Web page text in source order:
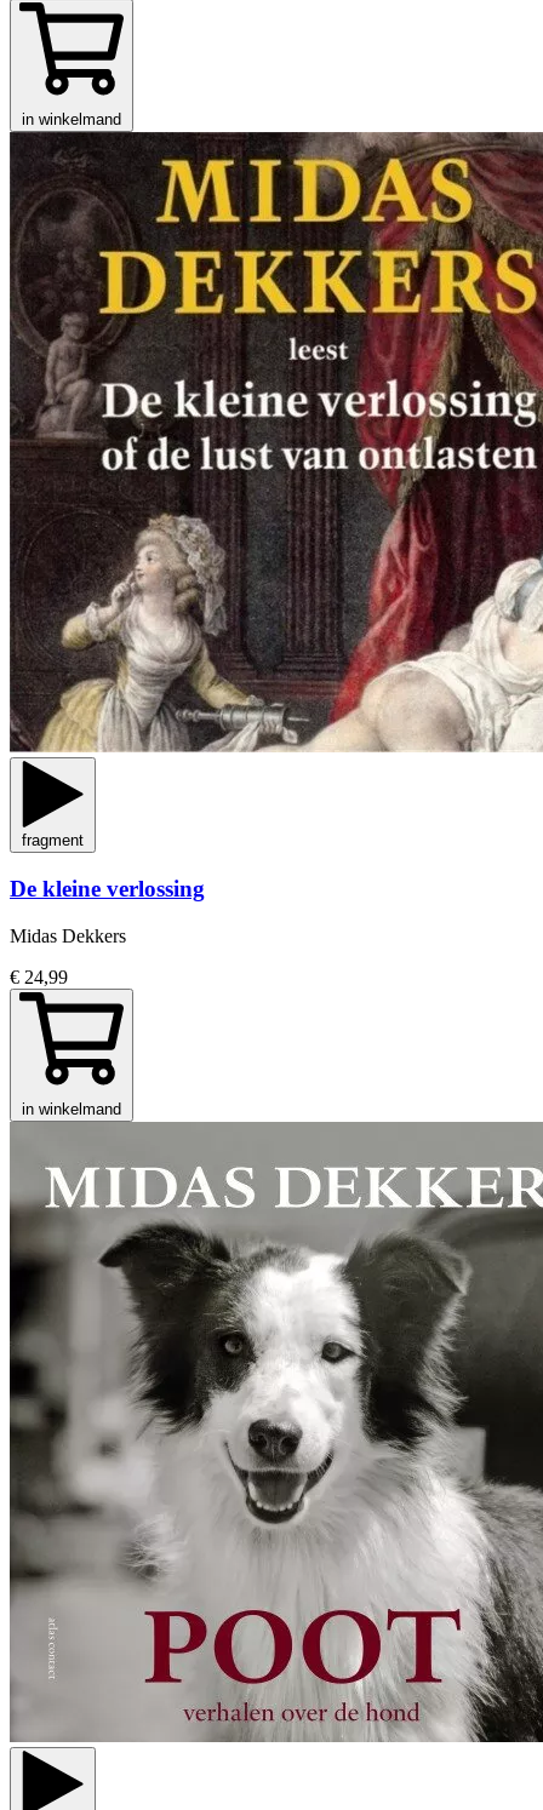
in winkelmand
fragment
De kleine verlossing
Midas Dekkers
€ 24,99
in winkelmand